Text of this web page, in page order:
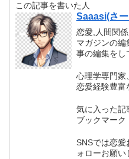
この記事を書いた人
Saaasi(さ
恋愛,人間関
マガジンの編
事の編集をし
心理学専門家
恋愛経験豊富
気に入った
ブックマー
SNSでは恋愛
ォローお願い